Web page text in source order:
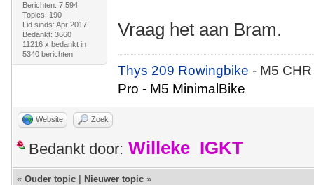
Berichten: 7.594
Topics: 190
Lid sinds: Apr 2017
Bedankt: 3660
11216 x bedankt in
5340 berichten
Vraag het aan Bram.
Thys 209 Rowingbike- M5
Pro - M5 MinimalBike
Website Zoek
Bedankt door: Willeke_IGKT
« Ouder topic Nieuwer topic »